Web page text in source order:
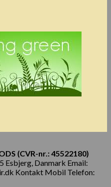
(CVR-nr.: 45522180)
Esbjerg, Danmark Email:
Kontakt Mobil Telefon: